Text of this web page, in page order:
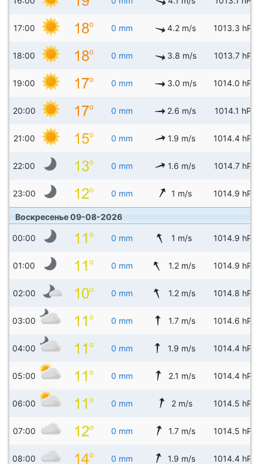
17:00 0 mm 4.2 m/s 1013.3 hPa
18:00 0 mm 3.8 m/s 1013.7 hPa
19:00 0 mm 3.0 m/s 1014.0 hPa
20:00 0 mm 2.6 m/s 1014.1 hPa
21:00 0 mm 1.9 m/s 1014.4 hPa
22:00 0 mm 1.6 m/s 1014.7 hPa
23:00 0 mm 1 m/s 1014.9 hPa
Воскресенье 09-08-2026
00:00 0 mm 1 m/s 1014.9 hPa
01:00 0 mm 1.2 m/s 1014.9 hPa
02:00 0 mm 1.2 m/s 1014.8 hPa
03:00 0 mm 1.7 m/s 1014.6 hPa
04:00 0 mm 1.9 m/s 1014.4 hPa
05:00 0 mm 2.1 m/s 1014.4 hPa
06:00 0 mm 2 m/s 1014.5 hPa
07:00 0 mm 1.7 m/s 1014.5 hPa
08:00 0 mm 1.9 m/s 1014.4 hPa